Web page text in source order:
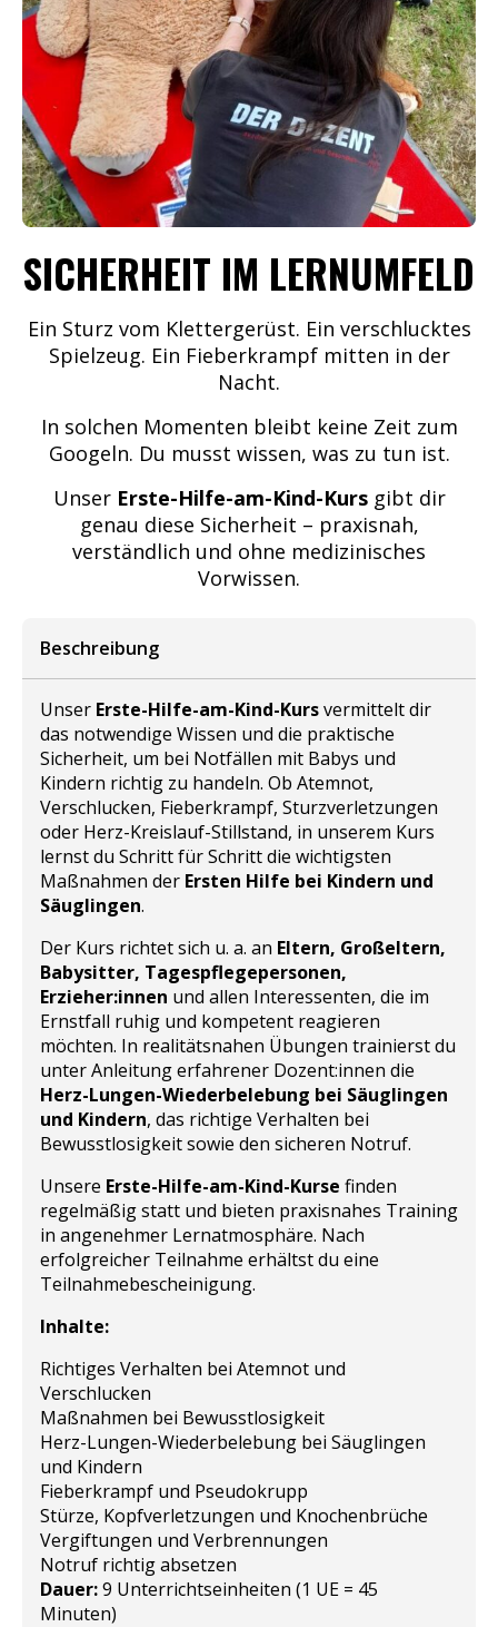
SICHERHEIT IM LERNUMFELD
Ein Sturz vom Klettergerüst. Ein verschlucktes
Spielzeug. Ein Fieberkrampf mitten in der
Nacht.
In solchen Momenten bleibt keine Zeit zum
Googeln. Du musst wissen, was zu tun ist.
Unser Erste-Hilfe-am-Kind-Kursgibt dir
genau diese Sicherheit – praxisnah,
verständlich und ohne medizinisches
Vorwissen.
Beschreibung
Unser Erste-Hilfe-am-Kind-Kursvermittelt dir
das notwendige Wissen und die praktische
Sicherheit, um bei Notfällen mit Babys und
Kindern richtig zu handeln. Ob Atemnot,
Verschlucken, Fieberkrampf, Sturzverletzungen
oder Herz-Kreislauf-Stillstand, in unserem Kurs
lernst du Schritt für Schritt die wichtigsten
Maßnahmen der Ersten Hilfe bei Kindern und
Säuglingen.
Der Kurs richtet sich u. a. an Eltern, Großeltern,
Babysitter, Tagespflegepersonen,
Erzieher:innen und allen Interessenten, die im
Ernstfall ruhig und kompetent reagieren
möchten. In realitätsnahen Übungen trainierst du
unter Anleitung erfahrener Dozent:innen die
Herz-Lungen-Wiederbelebung bei Säuglingen
und Kindern, das richtige Verhalten bei
Bewusstlosigkeit sowie den sicheren Notruf.
Unsere Erste-Hilfe-am-Kind-Kurse finden
regelmäßig statt und bieten praxisnahes Training
in angenehmer Lernatmosphäre. Nach
erfolgreicher Teilnahme erhältst du eine
Teilnahmebescheinigung.
Inhalte:
Richtiges Verhalten bei Atemnot und
Verschlucken
Maßnahmen bei Bewusstlosigkeit
Herz-Lungen-Wiederbelebung bei Säuglingen
und Kindern
Fieberkrampf und Pseudokrupp
Stürze, Kopfverletzungen und Knochenbrüche
Vergiftungen und Verbrennungen
Notruf richtig absetzen
Dauer:9 Unterrichtseinheiten (1 UE = 45
Minuten)